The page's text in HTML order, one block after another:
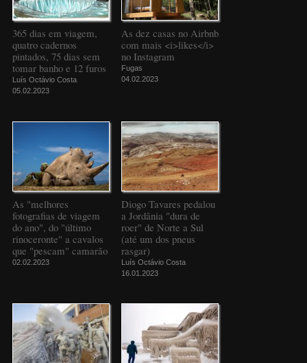
365 dias em viagem,
quatro cadernos
pintados, 75 dias sem
tomar banho e 12 furos
Luís Octávio Costa
05.02.2023
As dez casas no Airbnb
com mais <i>likes</i>
no Instagram
Fugas
04.02.2023
As "melhores
fotografias de viagem
do ano", do "último
rinoceronte" a cavalos
que "pescam" camarão
02.02.2023
Diogo Tavares pedalou
a Jordânia "dura de
roer" de Norte a Sul
(até um dos pneus
rasgar)
Luís Octávio Costa
16.01.2023